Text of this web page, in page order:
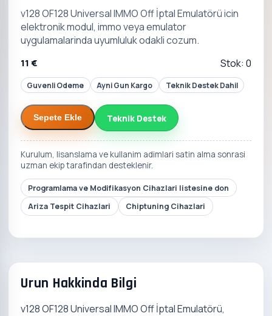
v128 OF128 Universal IMMO Off İptal Emulatörü icin
elektronik modul, immo veya emulator
uygulamalarinda uyumluluk odakli cozum.
11 € Stok: 0
Guvenli Odeme Ayni Gun Kargo Teknik Destek Dahil
Sepete Ekle Teknik Destek
Kurulum, lisanslama ve kullanim adimlari satin alma sonrasi
uzman ekip tarafindan desteklenir.
Programlama ve Modifikasyon Cihazlari listesine don
Ariza Tespit Cihazlari
Chiptuning Cihazlari
Urun Hakkinda Bilgi
v128 OF128 Universal IMMO Off İptal Emulatörü,